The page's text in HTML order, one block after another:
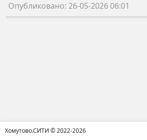
Опубликовано: 26-05-2026 06:01
Хомутово.СИТИ © 2022-2026